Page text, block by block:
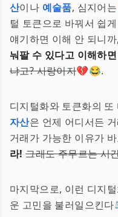
산이나 예술품, 심지어는
털 토큰으로 바꿔서 쉽
얘기하면 이해 안 되니까,
눠팔 수 있다고 이해하
냐고? 사랑이지💔😂.
디지털화와 토큰화의 또
자산은 언제 어디서든
거래가 가능한 이유가
라! 그래도 주무르는 시
마지막으로, 이런 디지
운 고민을 불러일으킨